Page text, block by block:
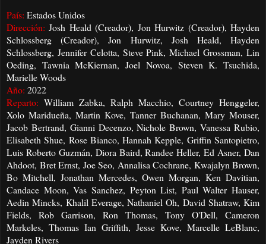
País: Estados Unidos
Dirección: Josh Heald (Creador), Jon Hurwitz (Creador), Hayden
Schlossberg (Creador), Jon Hurwitz, Josh Heald, Hayden
Schlossberg, Jennifer Celotta, Steve Pink, Michael Grossman, Lin
Oeding, Tawnia McKiernan, Joel Novoa, Steven K. Tsuchida,
Marielle Woods
Año: 2022
Reparto: William Zabka, Ralph Macchio, Courtney Henggeler,
Xolo Maridueña, Martin Kove, Tanner Buchanan, Mary Mouser,
Jacob Bertrand, Gianni Decenzo, Nichole Brown, Vanessa Rubio,
Elisabeth Shue, Rose Bianco, Hannah Kepple, Griffin Santopietro,
Luis Roberto Guzmán, Diora Baird, Randee Heller, Ed Asner, Dan
Ahdoot, Bret Ernst, Joe Seo, Annalisa Cochrane, Kwajalyn Brown,
Bo Mitchell, Jonathan Mercedes, Owen Morgan, Ken Davitian,
Candace Moon, Vas Sanchez, Peyton List, Paul Walter Hauser,
Aedin Mincks, Khalil Everage, Nathaniel Oh, David Shatraw, Kim
Fields, Rob Garrison, Ron Thomas, Tony O'Dell, Cameron
Markeles, Thomas Ian Griffith, Jesse Kove, Marcelle LeBlanc,
Jayden Rivers